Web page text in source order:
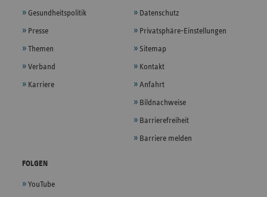
Gesundheitspolitik
Presse
Themen
Verband
Karriere
Datenschutz
Privatsphäre-Einstellungen
Sitemap
Kontakt
Anfahrt
Bildnachweise
Barrierefreiheit
Barriere melden
FOLGEN
YouTube